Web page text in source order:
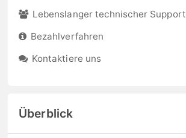
Lebenslanger technischer Support
Bezahlverfahren
Kontaktiere uns
Überblick